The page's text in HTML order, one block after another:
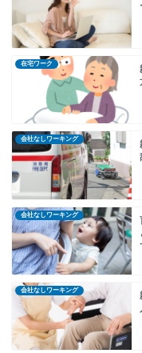
在宅ワーク
会社なしワーキング
会社なしワーキング
会社なしワーキング